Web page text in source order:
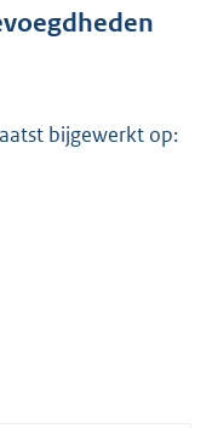
bijgewerkt op: